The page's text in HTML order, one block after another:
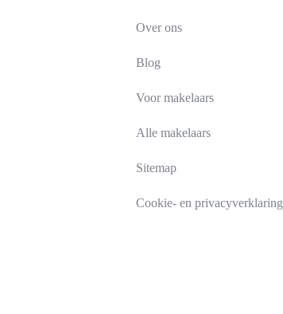
Over ons
Blog
Voor makelaars
Alle makelaars
Sitemap
Cookie- en privacyverklaring